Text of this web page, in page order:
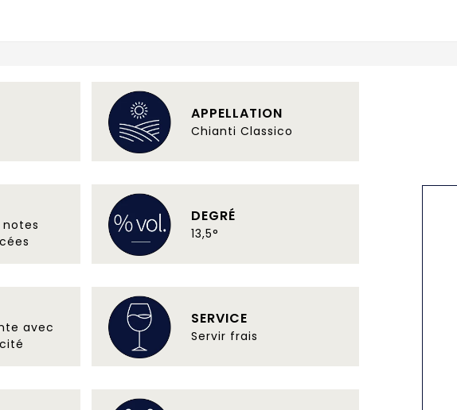
APPELLATION
Chianti Classico
DEGRÉ
13,5°
avec
SERVICE
Servir frais